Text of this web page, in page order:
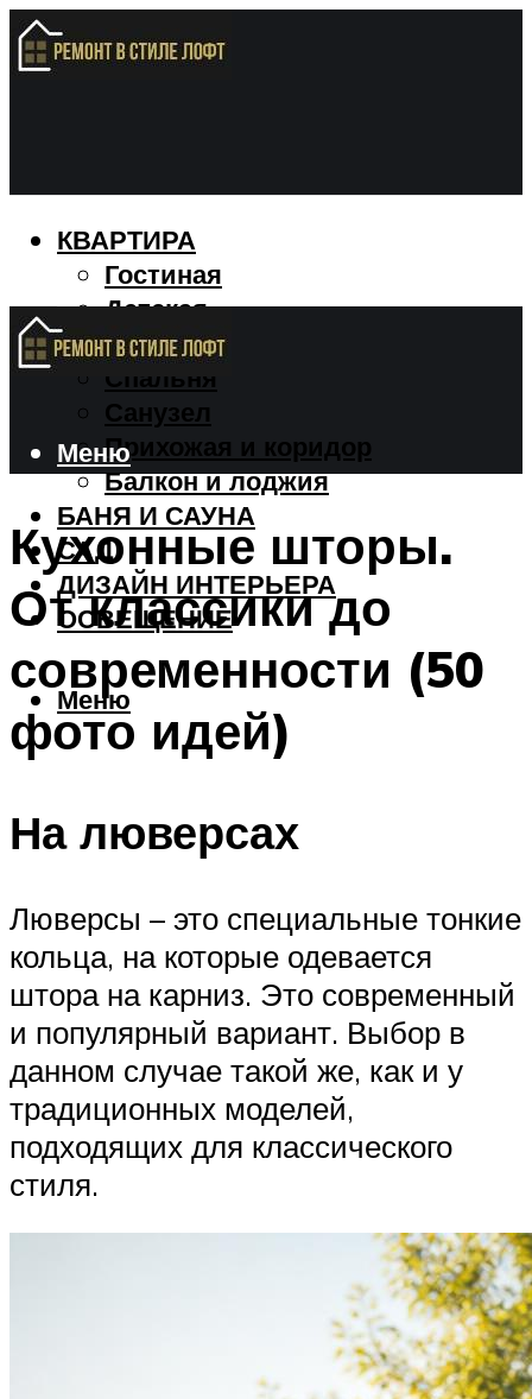
КВАРТИРА
Гостиная
Детская
Кухня
Спальня
Санузел
Прихожая и коридор
Балкон и лоджия
БАНЯ И САУНА
САД
ДИЗАЙН ИНТЕРЬЕРА
ОСВЕЩЕНИЕ
Меню
Меню
Кухонные шторы.
От классики до
современности (50
фото идей)
На люверсах
Люверсы – это специальные тонкие
кольца, на которые одевается
штора на карниз. Это современный
и популярный вариант. Выбор в
данном случае такой же, как и у
традиционных моделей,
подходящих для классического
стиля.